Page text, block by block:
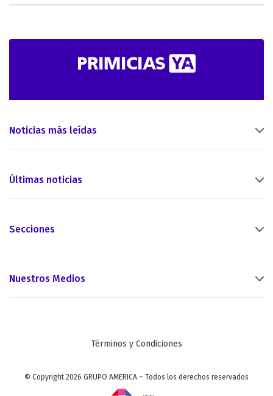
Noticias más leídas
Últimas noticias
Secciones
Nuestros Medios
Términos y Condiciones
© Copyright 2026 GRUPO AMERICA – Todos los derechos reservados